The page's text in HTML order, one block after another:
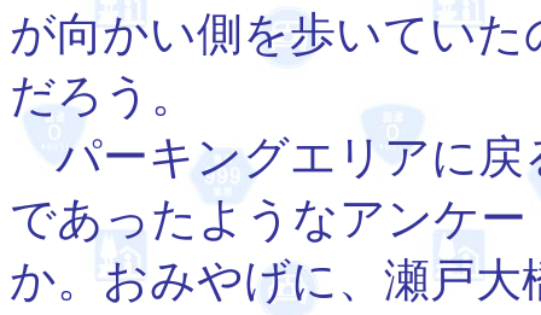
が向かい側を歩いてい
だろう。
パーキングエリアに戻
であったようなアンケ
か。おみやげに、瀬戸